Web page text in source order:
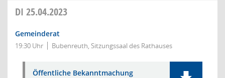
DI 25.04.2023
Gemeinderat
19:30 Uhr Bubenreuth, Sitzungssaal des Rathauses
Öffentliche Bekanntmachung